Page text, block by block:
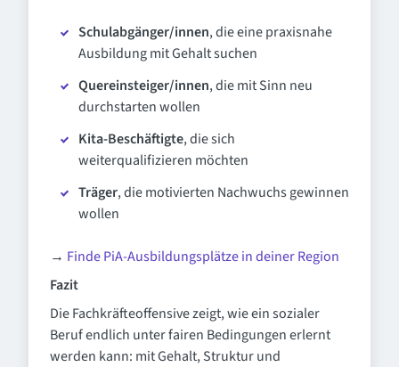
Schulabgänger/innen, die eine praxisnahe
Ausbildung mit Gehalt suchen
Quereinsteiger/innen, die mit Sinn neu
durchstarten wollen
Kita-Beschäftigte, die sich
weiterqualifizieren möchten
Träger, die motivierten Nachwuchs gewinnen
wollen
→ Finde PiA-Ausbildungsplätze in deiner Region
Fazit
Die Fachkräfteoffensive zeigt, wie ein sozialer
Beruf endlich unter fairen Bedingungen erlernt
werden kann: mit Gehalt, Struktur und